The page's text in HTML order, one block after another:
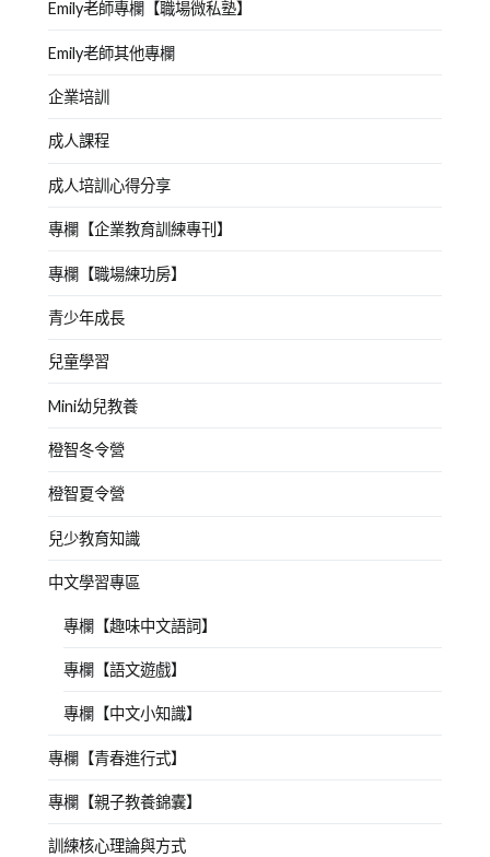
Emily老師專欄【職場微私塾】
Emily老師其他專欄
企業培訓
成人課程
成人培訓心得分享
專欄【企業教育訓練專刊】
專欄【職場練功房】
青少年成長
兒童學習
Mini幼兒教養
橙智冬令營
橙智夏令營
兒少教育知識
中文學習專區
專欄【趣味中文語詞】
專欄【語文遊戲】
專欄【中文小知識】
專欄【青春進行式】
專欄【親子教養錦囊】
訓練核心理論與方式